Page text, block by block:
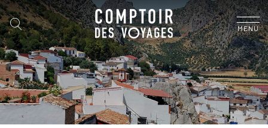
MENU